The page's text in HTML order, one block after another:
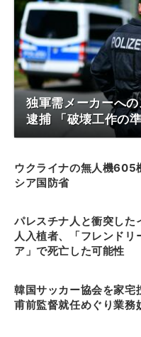
独軍需メーカーへ
逮捕 「破壊工作の
ウクライナの無人機605
シア国防省
パレスチナ人と衝突した
人入植者、「フレンドリ
ア」で死亡した可能性
韓国サッカー協会を家宅
甫前監督就任めぐり業務